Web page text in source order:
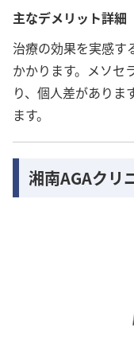
主なデメリット詳細
治療の効果を実感す
かかります。メソセ
り、個人差がありま
ます。
湘南AGAクリ